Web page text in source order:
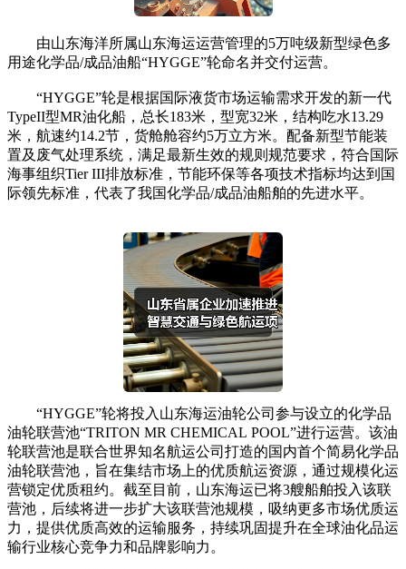
由山东海洋所属山东海运运营管理的5万吨级新型绿色多
用途化学品/成品油船“HYGGE”轮命名并交付运营。
“HYGGE”轮是根据国际液货市场运输需求开发的新一代
TypeII型MR油化船，总长183米，型宽32米，结构吃水13.29
米，航速约14.2节，货舱舱容约5万立方米。配备新型节能装
置及废气处理系统，满足最新生效的规则规范要求，符合国际
海事组织Tier III排放标准，节能环保等各项技术指标均达到国
际领先标准，代表了我国化学品/成品油船舶的先进水平。
“HYGGE”轮将投入山东海运油轮公司参与设立的化学品
油轮联营池“TRITON MR CHEMICAL POOL”进行运营。该油
轮联营池是联合世界知名航运公司打造的国内首个简易化学品
油轮联营池，旨在集结市场上的优质航运资源，通过规模化运
营锁定优质租约。截至目前，山东海运已将3艘船舶投入该联
营池，后续将进一步扩大该联营池规模，吸纳更多市场优质运
力，提供优质高效的运输服务，持续巩固提升在全球油化品运
输行业核心竞争力和品牌影响力。